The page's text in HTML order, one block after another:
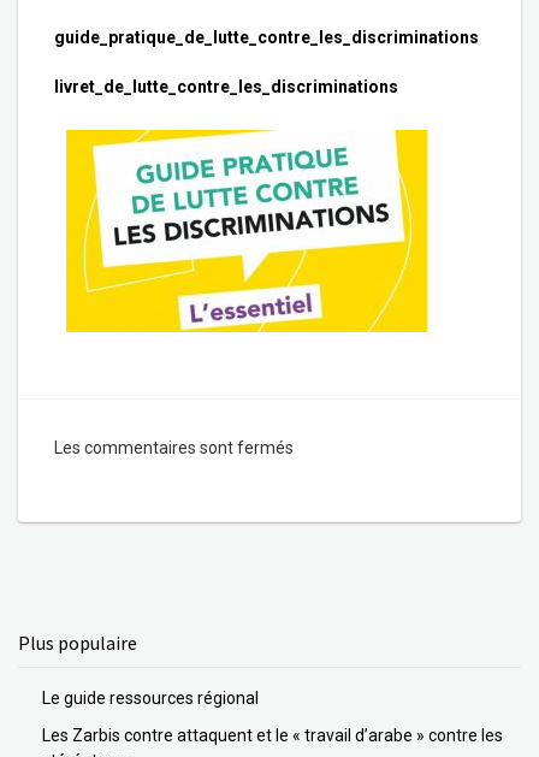
guide_pratique_de_lutte_contre_les_discriminations
livret_de_lutte_contre_les_discriminations
Les commentaires sont fermés
Plus populaire
Le guide ressources régional
Les Zarbis contre attaquent et le « travail d’arabe » contre les